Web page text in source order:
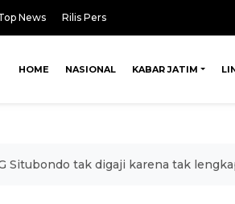
News Rilis Pers
HOME NASIONAL KABAR JATIM
Situbondo tak digaji karena tak